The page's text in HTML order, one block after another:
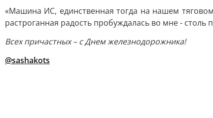
«Машина ИС, единственная тогда на нашем
растроганная радость пробуждалась во мне -
Всех причастных – с Днем железнодорожника!
@sashakots